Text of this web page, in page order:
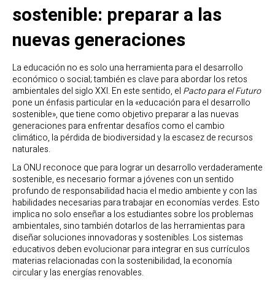
sostenible: preparar a las
nuevas generaciones
La educación no es solo una herramienta para el desarrollo
económico o social; también es clave para abordar los retos
ambientales del siglo XXI. En este sentido, el Pacto para el Futuro
pone un énfasis particular en la «educación para el desarrollo
sostenible», que tiene como objetivo preparar a las nuevas
generaciones para enfrentar desafíos como el cambio
climático, la pérdida de biodiversidad y la escasez de recursos
naturales.
La ONU reconoce que para lograr un desarrollo verdaderamente
sostenible, es necesario formar a jóvenes con un sentido
profundo de responsabilidad hacia el medio ambiente y con las
habilidades necesarias para trabajar en economías verdes. Esto
implica no solo enseñar a los estudiantes sobre los problemas
ambientales, sino también dotarlos de las herramientas para
diseñar soluciones innovadoras y sostenibles. Los sistemas
educativos deben evolucionar para integrar en sus currículos
materias relacionadas con la sostenibilidad, la economía
circular y las energías renovables.